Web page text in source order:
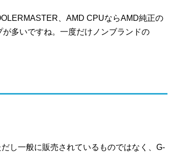
、AMD CPUならAMD純正の
多いですね。一度だけノンブランドの
し一般に販売されているものではなく、G-